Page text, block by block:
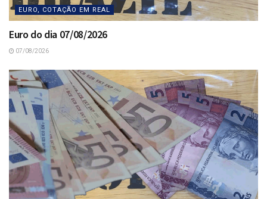
EURO, COTAÇÃO EM REAL
Euro do dia 07/08/2026
07/08/2026